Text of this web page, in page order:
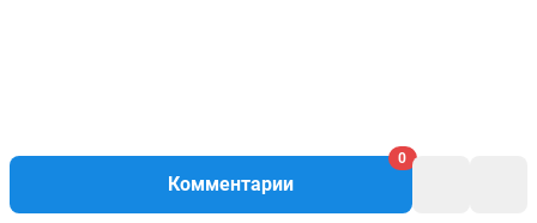
Комментарии
0